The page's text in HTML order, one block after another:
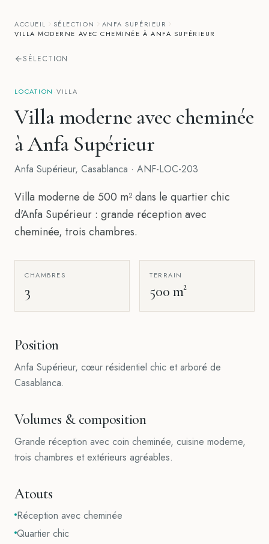
ACCUEIL SÉLECTION
ANFA SUPÉRIEUR
VILLA MODERNE AVEC CHEMINÉE À ANFA SUPÉRIEUR
SÉLECTION
LOCATION VILLA
Villa moderne avec cheminée
à Anfa Supérieur
Anfa Supérieur, Casablanca · ANF-LOC-203
Villa moderne de 500 m² dans le quartier chic
d'Anfa Supérieur : grande réception avec
cheminée, trois chambres.
CHAMBRES
3
TERRAIN
500 m²
Position
Anfa Supérieur, cœur résidentiel chic et arboré de
Casablanca.
Volumes & composition
Grande réception avec coin cheminée, cuisine moderne,
trois chambres et extérieurs agréables.
Atouts
Réception avec cheminée
Quartier chic